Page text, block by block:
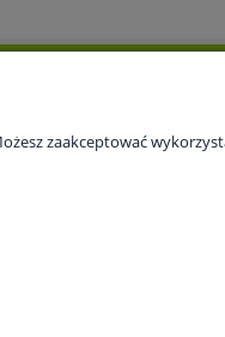
Bądź na bieżąco z
zaakceptować